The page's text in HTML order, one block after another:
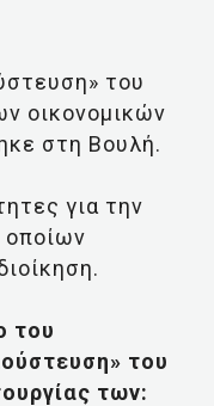
του
οικονομικών
στη Βουλή.
για την
οποίων
του
του
των: